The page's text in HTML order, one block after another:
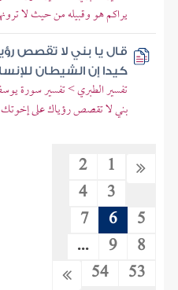
يراكم هو وقبيله من حيث لا
قال يا بني لا تقصص
كيدا إن الشيطان
تفسير الطبري > تفسير سورة
بني لا تقصص رؤياك على
1
2
3
4
5
6
7
8
9
...
53
54